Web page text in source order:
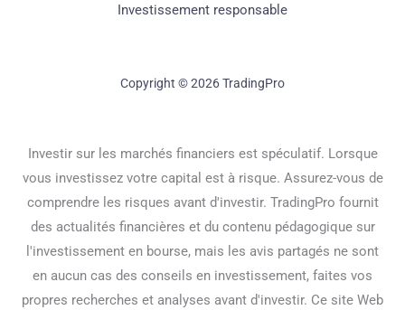
Investissement responsable
Copyright © 2026 TradingPro
Investir sur les marchés financiers est spéculatif. Lorsque
vous investissez votre capital est à risque. Assurez-vous de
comprendre les risques avant d'investir. TradingPro fournit
des actualités financières et du contenu pédagogique sur
l'investissement en bourse, mais les avis partagés ne sont
en aucun cas des conseils en investissement, faites vos
propres recherches et analyses avant d'investir. Ce site Web